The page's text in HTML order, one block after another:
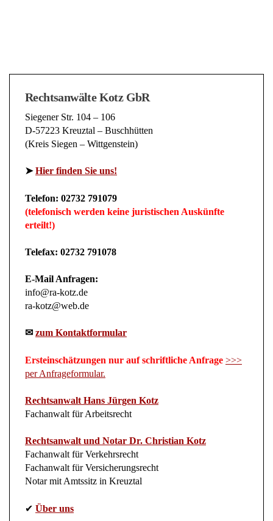
Rechtsanwälte Kotz GbR
Siegener Str. 104 – 106
D-57223 Kreuztal – Buschhütten
(Kreis Siegen – Wittgenstein)
➤Hier finden Sie uns!
Telefon: 02732 791079
(telefonisch werden keine juristischen Auskünfte
erteilt!)
Telefax: 02732 791078
E-Mail Anfragen:
info@ra-kotz.de
ra-kotz@web.de
✉ zum Kontaktformular
Ersteinschätzungen nur auf schriftliche Anfrage >>>
per Anfrageformular.
Rechtsanwalt Hans Jürgen Kotz
Fachanwalt für Arbeitsrecht
Rechtsanwalt und Notar Dr. Christian Kotz
Fachanwalt für Verkehrsrecht
Fachanwalt für Versicherungsrecht
Notar mit Amtssitz in Kreuztal
✔ Über uns